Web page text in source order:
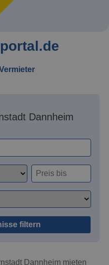
Dannheim
filtern
Dannheim mieten